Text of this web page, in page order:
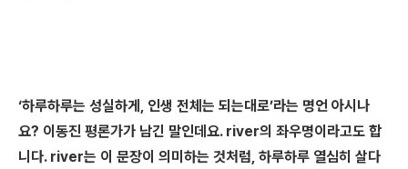
‘하루하루는 성실하게, 인생 전체는 되는대로’라는 명언 아시나
요? 이동진 평론가가 남긴 말인데요. river의 좌우명이라고도 합
니다. river는 이 문장이 의미하는 것처럼, 하루하루 열심히 살다